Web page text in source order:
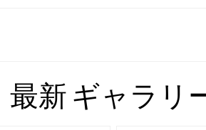
最新 ギャラリ